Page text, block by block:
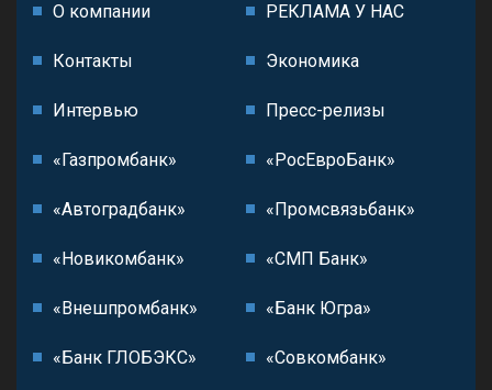
О компании РЕКЛАМА У НАС
Контакты Экономика
Интервью Пресс-релизы
«Газпромбанк» «РосЕвроБанк»
«Автоградбанк» «Промсвязьбанк»
«Новикомбанк» «СМП Банк»
«Внешпромбанк» «Банк Югра»
«Банк ГЛОБЭКС» «Совкомбанк»